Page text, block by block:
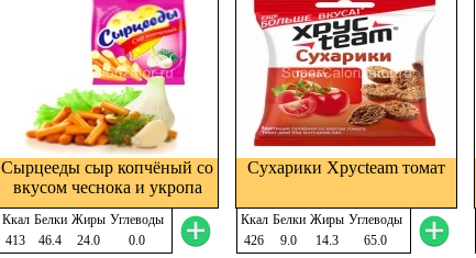
Сырцееды сыр копчёный со
вкусом чеснока и укропа
Ккал Белки Жиры Углеводы
413
46.4 24.0 0.0
Сухарики Хрусteam томат
Ккал Белки Жиры Углеводы
426
9.0 14.3 65.0